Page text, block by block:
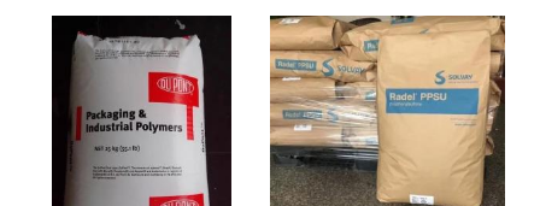
0019XC 现货